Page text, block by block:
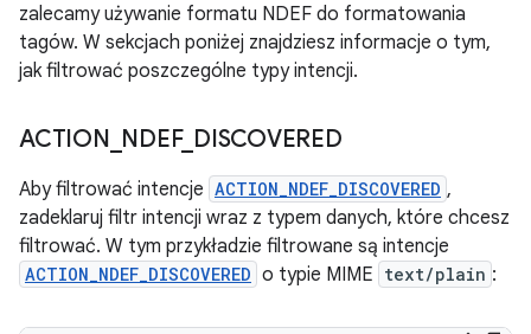
zalecamy używanie formatu NDEF do formatowania
tagów. W sekcjach poniżej znajdziesz informacje o tym,
jak filtrować poszczególne typy intencji.
ACTION NDEF_ DISCOVERED
Aby filtrować intencje ACTION_NDEF_DISCOVERED ,
zadeklaruj filtr intencji wraz z typem danych, które chcesz
filtrować. W tym przykładzie filtrowane są intencje
ACTION_NDEF_DISCOVERED o typie MIME text/plain :